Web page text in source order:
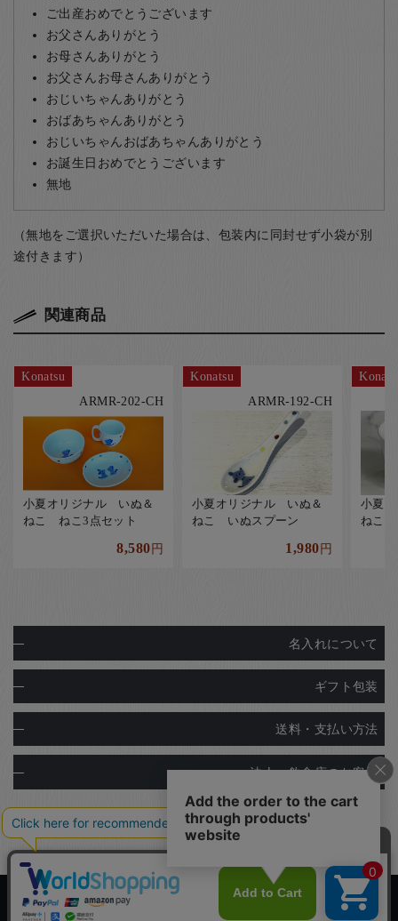
ご出産おめでとうございます
お父さんありがとう
お母さんありがとう
お父さんお母さんありがとう
おじいちゃんありがとう
おばあちゃんありがとう
おじいちゃんおばあちゃんありがとう
お誕生日おめでとうございます
無地
（無地をご選択いただいた場合は、包装内に同封せず小袋が別
途付きます）
関連商品
Konatsu
ARMR-202-CH
小夏オリジナル いぬ＆
ねこ ねこ3点セット
8,580円
Konatsu
ARMR-192-CH
小夏オリジナル いぬ＆
ねこ いぬスプーン
1,980円
小夏
ねこ
名入れについて
ギフト包装
送料・支払い方法
法人・飲食店のお客様
Copyright© Ginza Natsuno Co.,Ltd.
Tratto Brain